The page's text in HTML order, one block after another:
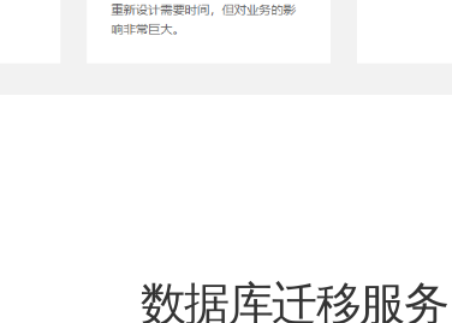
数据库迁移服务